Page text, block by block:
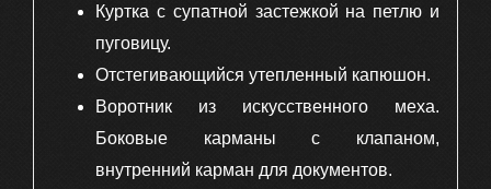
Куртка с супатной застежкой на петлю и
пуговицу.
Отстегивающийся утепленный капюшон.
Воротник из искусственного меха.
Боковые карманы с клапаном,
внутренний карман для документов.